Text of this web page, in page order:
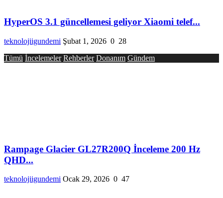
HyperOS 3.1 güncellemesi geliyor Xiaomi telef...
teknolojiigundemi Şubat 1, 2026 0 28
Tümü İncelemeler Rehberler Donanım Gündem
Rampage Glacier GL27R200Q İnceleme 200 Hz
QHD...
teknolojiigundemi Ocak 29, 2026 0 47